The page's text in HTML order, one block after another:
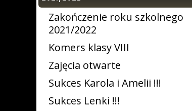
Zakończenie roku szkolnego
2021/2022
Komers klasy VIII
Zajęcia otwarte
Sukces Karola i Amelii !!!
Sukces Lenki !!!